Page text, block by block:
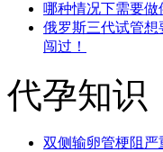
哪种情况下需要做
俄罗斯三代试管
闯过！
代孕知识
双侧输卵管梗阻严